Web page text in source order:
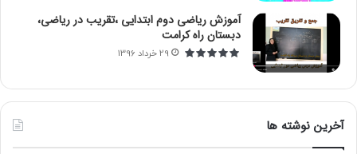
آموزش ریاضی دوم ابتدایی ،تقریب در ریاضی،
دبستان راه کرامت
29 خرداد 1396
آخرین نوشته ها